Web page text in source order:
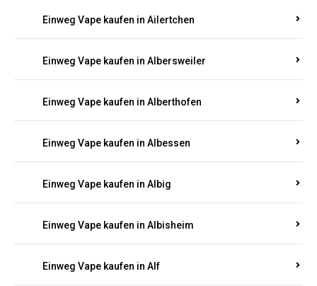
Einweg Vape kaufen in Ailertchen
Einweg Vape kaufen in Albersweiler
Einweg Vape kaufen in Alberthofen
Einweg Vape kaufen in Albessen
Einweg Vape kaufen in Albig
Einweg Vape kaufen in Albisheim
Einweg Vape kaufen in Alf